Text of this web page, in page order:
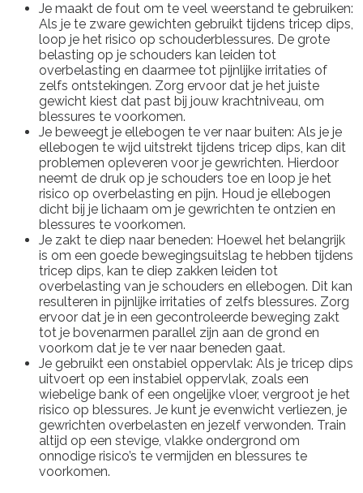
Je maakt de fout om te veel weerstand te gebruiken:
Als je te zware gewichten gebruikt tijdens tricep dips,
loop je het risico op schouderblessures. De grote
belasting op je schouders kan leiden tot
overbelasting en daarmee tot pijnlijke irritaties of
zelfs ontstekingen. Zorg ervoor dat je het juiste
gewicht kiest dat past bij jouw krachtniveau, om
blessures te voorkomen.
Je beweegt je ellebogen te ver naar buiten: Als je je
ellebogen te wijd uitstrekt tijdens tricep dips, kan dit
problemen opleveren voor je gewrichten. Hierdoor
neemt de druk op je schouders toe en loop je het
risico op overbelasting en pijn. Houd je ellebogen
dicht bij je lichaam om je gewrichten te ontzien en
blessures te voorkomen.
Je zakt te diep naar beneden: Hoewel het belangrijk
is om een goede bewegingsuitslag te hebben tijdens
tricep dips, kan te diep zakken leiden tot
overbelasting van je schouders en ellebogen. Dit kan
resulteren in pijnlijke irritaties of zelfs blessures. Zorg
ervoor dat je in een gecontroleerde beweging zakt
tot je bovenarmen parallel zijn aan de grond en
voorkom dat je te ver naar beneden gaat.
Je gebruikt een onstabiel oppervlak: Als je tricep dips
uitvoert op een instabiel oppervlak, zoals een
wiebelige bank of een ongelijke vloer, vergroot je het
risico op blessures. Je kunt je evenwicht verliezen, je
gewrichten overbelasten en jezelf verwonden. Train
altijd op een stevige, vlakke ondergrond om
onnodige risico’s te vermijden en blessures te
voorkomen.